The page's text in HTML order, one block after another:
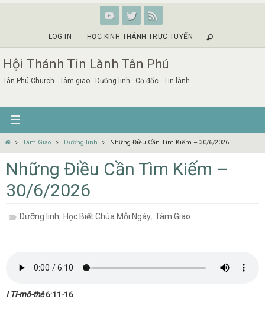
LOG IN HỌC KINH THÁNH TRỰC TUYẾN
Hội Thánh Tin Lành Tân Phú
Tân Phú Church - Tâm giao - Dưỡng linh - Cơ đốc - Tin lành
HomeTâm Giao Dưỡng linh Những Điều Cần Tìm Kiếm – 30/6/2026
Những Điều Cần Tìm Kiếm –
30/6/2026
Dưỡng linh,Học Biết Chúa Mỗi Ngày,Tâm Giao
I Ti-mô-thê6:11-16